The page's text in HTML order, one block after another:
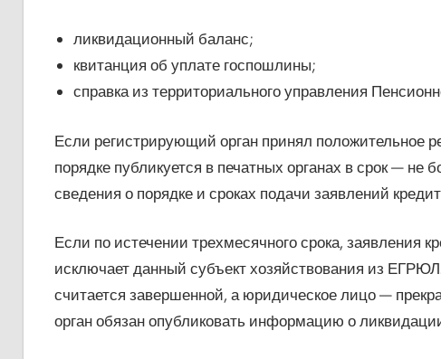
ликвидационный баланс;
квитанция об уплате госпошлины;
справка из территориального управления
Если регистрирующий орган принял положительное
порядке публикуется в печатных органах в срок —
сведения о порядке и сроках подачи заявлений
Если по истечении трехмесячного срока, заявления
исключает данный субъект хозяйствования из
считается завершенной, а юридическое лицо —
орган обязан опубликовать информацию о